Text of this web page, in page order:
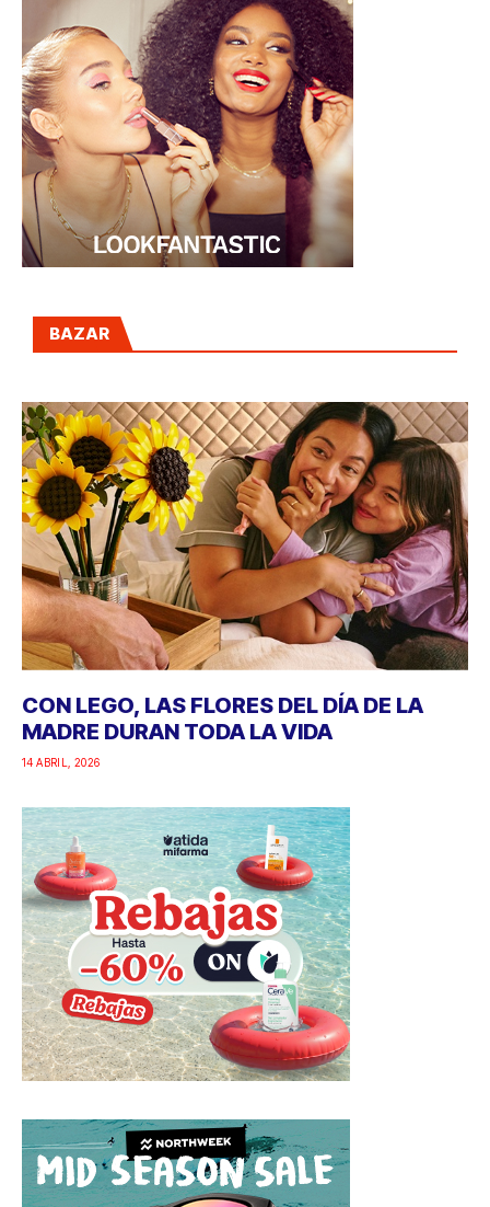
BAZAR
CON LEGO, LAS FLORES DEL DÍA DE LA
MADRE DURAN TODA LA VIDA
14 ABRIL, 2026